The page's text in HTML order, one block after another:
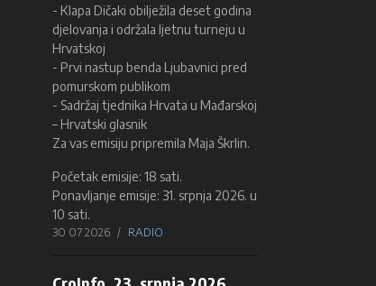
- Klapa Dičaki obilježila deset godina
djelovanja i održala ljetnu turneju u
Hrvatskoj
- Prvi nastup benda Ljubavnici pred
pomurskom publikom
- Sadržaj tjednika Hrvata u Mađarskoj
– Hrvatski glasnik
Za vas emisiju pripremila Maja Škrlin.
Početak emisije: 18 sati.
Ponavljanje emisije: 31. srpnja 2026. u
10 sati.
30 07 2026 RADIO